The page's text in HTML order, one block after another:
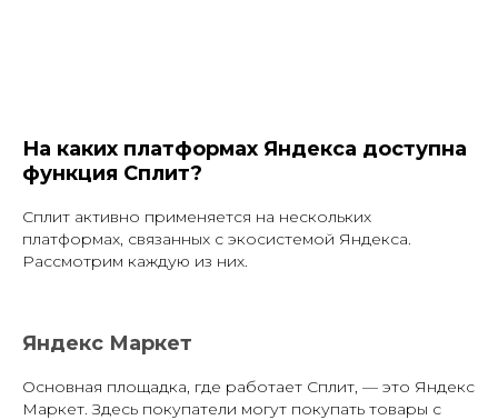
На каких платформах Яндекса доступна
функция Сплит?
Сплит активно применяется на нескольких
платформах, связанных с экосистемой Яндекса.
Рассмотрим каждую из них.
Яндекс Маркет
Основная площадка, где работает Сплит, — это Яндекс
Маркет. Здесь покупатели могут покупать товары с